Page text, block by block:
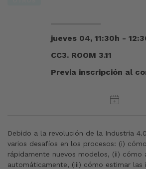
jueves 04, 11:30h -
CC3. ROOM 3.11
Previa inscripción al
Debido a la revolución de la Industria
varios desafíos en los procesos: (i)
rápidamente nuevos modelos, (ii) cómo
automáticamente, (iii) cómo estimar las